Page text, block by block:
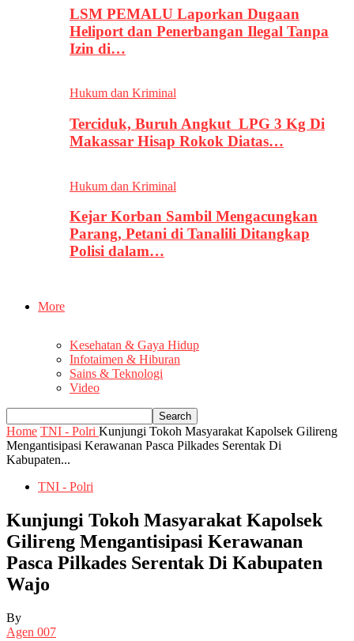
LSM PEMALU Laporkan Dugaan
Heliport dan Penerbangan Ilegal Tanpa
Izin di…
Hukum dan Kriminal
Terciduk, Buruh Angkut LPG 3 Kg Di
Makassar Hisap Rokok Diatas…
Hukum dan Kriminal
Kejar Korban Sambil Mengacungkan
Parang, Petani di Tanalili Ditangkap
Polisi dalam…
More
Kesehatan & Gaya Hidup
Infotaimen & Hiburan
Sains & Teknologi
Video
Home TNI - Polri Kunjungi Tokoh Masyarakat Kapolsek Gilireng
Mengantisipasi Kerawanan Pasca Pilkades Serentak Di
Kabupaten...
TNI - Polri
Kunjungi Tokoh Masyarakat Kapolsek
Gilireng Mengantisipasi Kerawanan
Pasca Pilkades Serentak Di Kabupaten
Wajo
By
Agen 007